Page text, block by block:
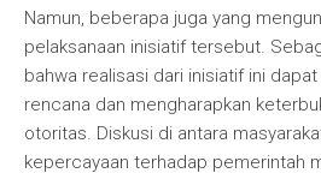
Namun, beberapa juga yang
pelaksanaan inisiatif tersebut.
bahwa realisasi dari inisiatif ini
rencana dan mengharapkan
otoritas. Diskusi di antara
kepercayaan terhadap pemerintah